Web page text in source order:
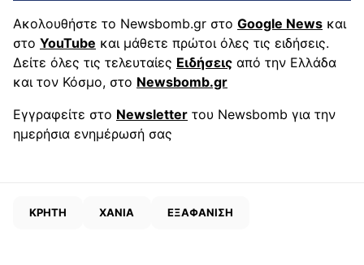
Ακολουθήστε το Newsbomb.gr στο Google News και
στο YouTube και μάθετε πρώτοι όλες τις ειδήσεις.
Δείτε όλες τις τελευταίες Ειδήσεις από την Ελλάδα
και τον Κόσμο, στο Newsbomb.gr
Εγγραφείτε στο Newsletter του Newsbomb για την
ημερήσια ενημέρωσή σας
ΚΡΗΤΗ ΧΑΝΙΑ ΕΞΑΦΑΝΙΣΗ